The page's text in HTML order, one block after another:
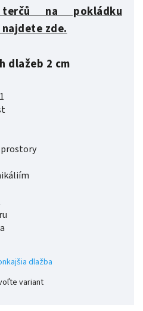
na pokládku
zde.
dlažeb 2 cm
prostory
dlažba
variant